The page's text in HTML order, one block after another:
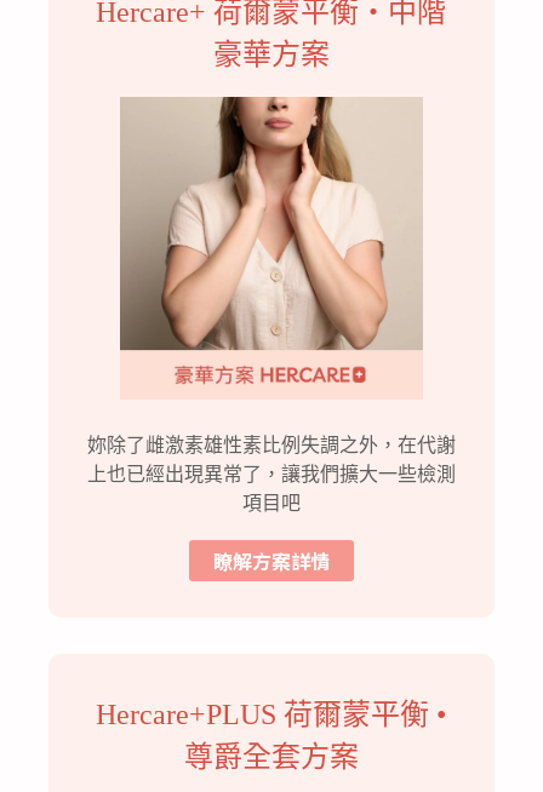
Hercare+ 荷爾蒙平衡・中階
豪華方案
妳除了雌激素雄性素比例失調之外，在代謝
上也已經出現異常了，讓我們擴大一些檢測
項目吧
瞭解方案詳情
Hercare+PLUS 荷爾蒙平衡 •
尊爵全套方案